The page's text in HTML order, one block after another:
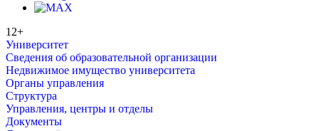
12+
Университет
Сведения об образовательной организации
Недвижимое имущество университета
Органы управления
Структура
Управления, центры и отделы
Документы